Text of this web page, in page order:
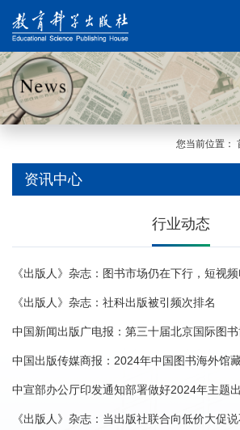
您当前位置：
资讯中心
行业动态
《出版人》杂志：社科出版被引频次排名
《出版人》杂志：当出版社联合向低价大促说